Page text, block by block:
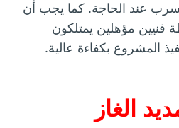
عند الحاجة. كما يجب أن
فنيين مؤهلين يمتلكون
المشروع بكفاءة عالية.
الغاز